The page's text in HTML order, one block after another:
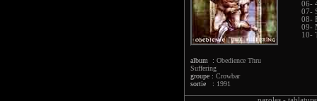
album : Obedience Thru
Suffering
groupe : Crowbar
sortie : 1991
06-
07-
08-
09-
10-